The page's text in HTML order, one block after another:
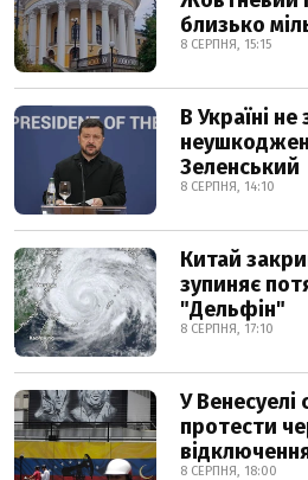
близько
8 СЕРПНЯ, 15:15
В Україні
Зеленський
8 СЕРПНЯ, 14:10
Китай
зупиняє
"Дельфін"
8 СЕРПНЯ, 17:10
У Венесуелі
протести
8 СЕРПНЯ, 18:00